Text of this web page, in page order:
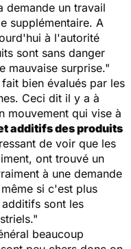
demande un travail
supplémentaire. A
à l'autorité
sont sans danger
mauvaise surprise."
bien évalués par les
Ceci dit il y a à
mouvement qui vise à
additifs des produits
de voir que les
ont trouvé un
à une demande
si c'est plus
sont les
beaucoup